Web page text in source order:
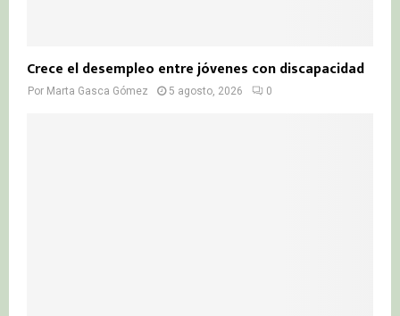
Crece el desempleo entre jóvenes con discapacidad
Por Marta Gasca Gómez 5 agosto, 2026 0